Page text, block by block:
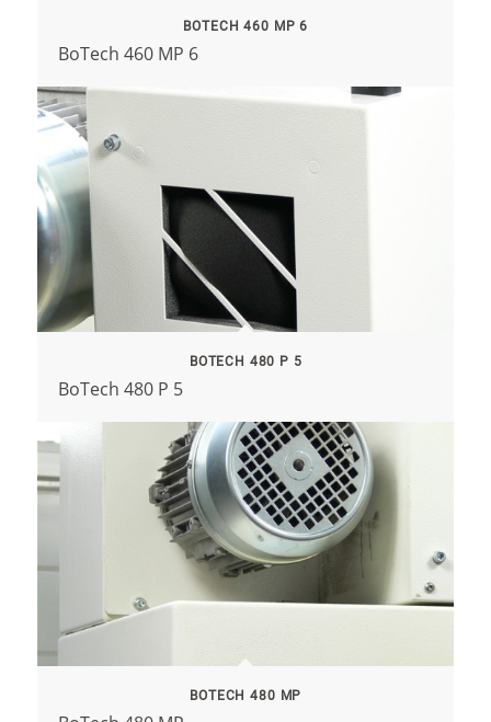
BOTECH 460 MP 6
BoTech 460 MP 6
BOTECH 480 P 5
BoTech 480 P 5
BOTECH 480 MP